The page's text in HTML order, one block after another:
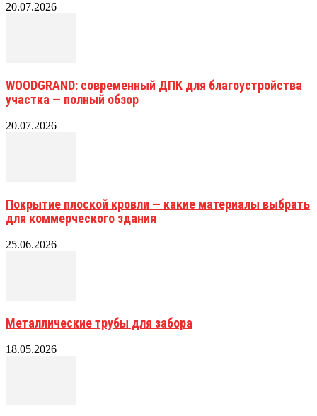
20.07.2026
WOODGRAND: современный ДПК для благоустройства
участка — полный обзор
20.07.2026
Покрытие плоской кровли — какие материалы выбрать
для коммерческого здания
25.06.2026
Металлические трубы для забора
18.05.2026